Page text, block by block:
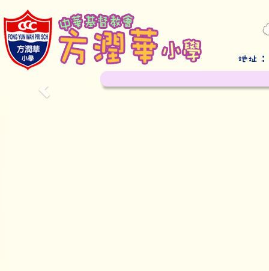
Previous